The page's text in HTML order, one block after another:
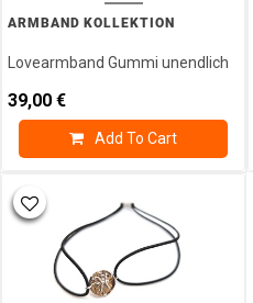
ARMBAND KOLLEKTION
Lovearmband Gummi unendlich
39,00 €
Add To Cart